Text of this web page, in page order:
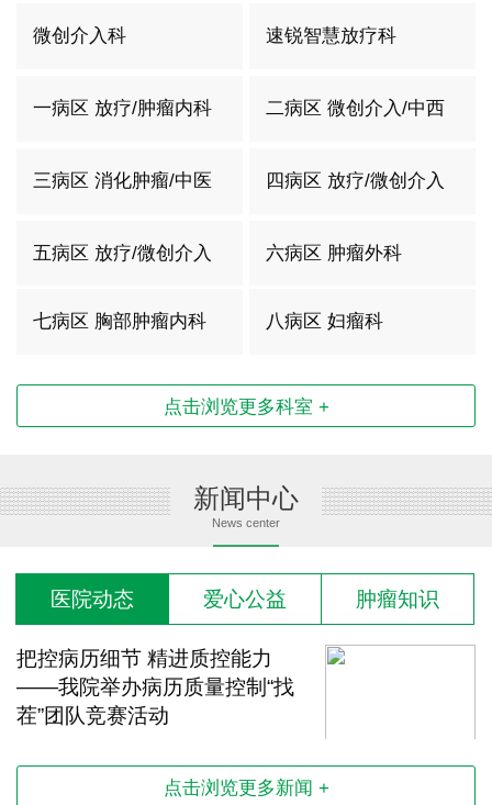
微创介入科 速锐智慧放疗科
一病区 放疗/肿瘤内科 二病区 微创介入/中西
结合
三病区 消化肿瘤/中医
科
四病区 放疗/微创介入
二科
五病区 放疗/微创介入
三科
六病区 肿瘤外科
七病区 胸部肿瘤内科 八病区 妇瘤科
点击浏览更多科室 +
新闻中心
News center
医院动态 爱心公益 肿瘤知识
把控病历细节 精进质控能力
——我院举办病历质量控制“找
茬”团队竞赛活动
点击浏览更多新闻 +